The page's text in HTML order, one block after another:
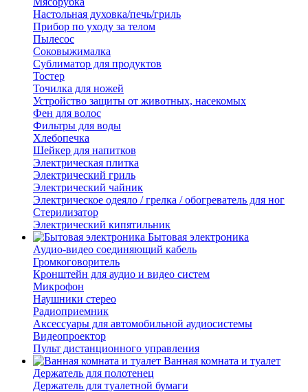
Настольная духовка/печь/гриль
Прибор по уходу за телом
Пылесос
Соковыжималка
Сублиматор для продуктов
Тостер
Точилка для ножей
Устройство защиты от животных, насекомых
Фен для волос
Фильтры для воды
Хлебопечка
Шейкер для напитков
Электрическая плитка
Электрический гриль
Электрический чайник
Электрическое одеяло / грелка / обогреватель для ног
Стерилизатор
Электрический кипятильник
Бытовая электроника
Аудио-видео соединяющий кабель
Громкоговоритель
Кронштейн для аудио и видео систем
Микрофон
Наушники стерео
Радиоприемник
Аксессуары для автомобильной аудиосистемы
Видеопроектор
Пульт дистанционного управления
Ванная комната и туалет
Держатель для полотенец
Держатель для туалетной бумаги